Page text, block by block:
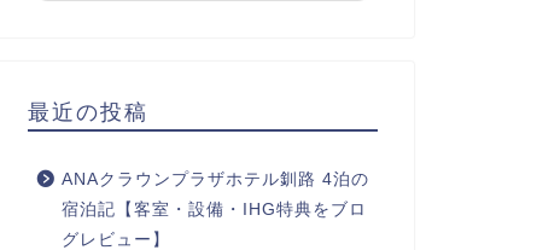
最近の投稿
ANAクラウンプラザホテル釧路 4泊の
宿泊記【客室・設備・IHG特典をブロ
グレビュー】